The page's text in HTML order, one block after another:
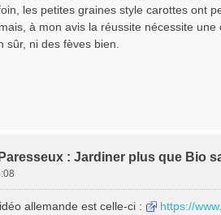
les petites graines style carottes ont
à mon avis la réussite nécessite
sûr, ni des fèves bien.
: Jardiner plus que Bio
allemande est celle-ci : https://